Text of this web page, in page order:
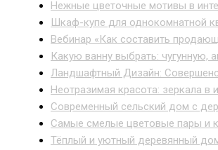
Нежные цветочные мотивы в
Шкаф-купе для однокомнатной
Вебинар «Как составить
Какую ванну выбрать: чугунную,
Ландшафтный Дизайн:
Неотразимая красота: зеркала в
Современный сельский дом с
Самые смелые цветовые пары и
Тёплый и уютный деревянный